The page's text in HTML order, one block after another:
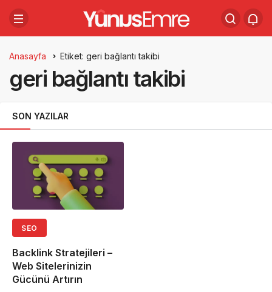
Anasayfa Etiket: geri bağlantı takibi
geri bağlantı takibi
SON YAZILAR
SEO
Backlink Stratejileri –
Web Sitelerinizin
Gücünü Artırın